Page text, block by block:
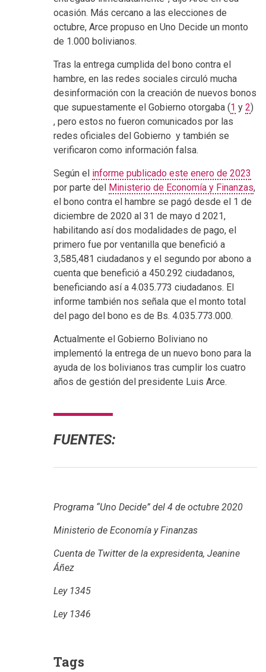
ocasión. Más cercano a las elecciones de
octubre, Arce propuso en Uno Decide un monto
de 1.000 bolivianos.
Tras la entrega cumplida del bono contra el
hambre, en las redes sociales circuló mucha
desinformación con la creación de nuevos bonos
que supuestamente el Gobierno otorgaba (1 y 2)
, pero estos no fueron comunicados por las
redes oficiales del Gobierno y también se
verificaron como información falsa.
Según el informe publicado este enero de 2023
por parte del
Ministerio de Economía y Finanzas,
el bono contra el hambre se pagó desde el 1 de
diciembre de 2020 al 31 de mayo d 2021,
habilitando así dos modalidades de pago, el
primero fue por ventanilla que benefició a
3,585,481 ciudadanos y el segundo por abono a
cuenta que benefició a 450.292 ciudadanos,
beneficiando así a 4.035.773 ciudadanos. El
informe también nos señala que el monto total
del pago del bono es de Bs. 4.035.773.000.
Actualmente el Gobierno Boliviano no
implementó la entrega de un nuevo bono para la
ayuda de los bolivianos tras cumplir los cuatro
años de gestión del presidente Luis Arce.
FUENTES:
Programa “Uno Decide” del 4 de octubre 2020
Ministerio de Economía y Finanzas
Cuenta de Twitter de la expresidenta, Jeanine
Áñez
Ley 1345
Ley 1346
Tags